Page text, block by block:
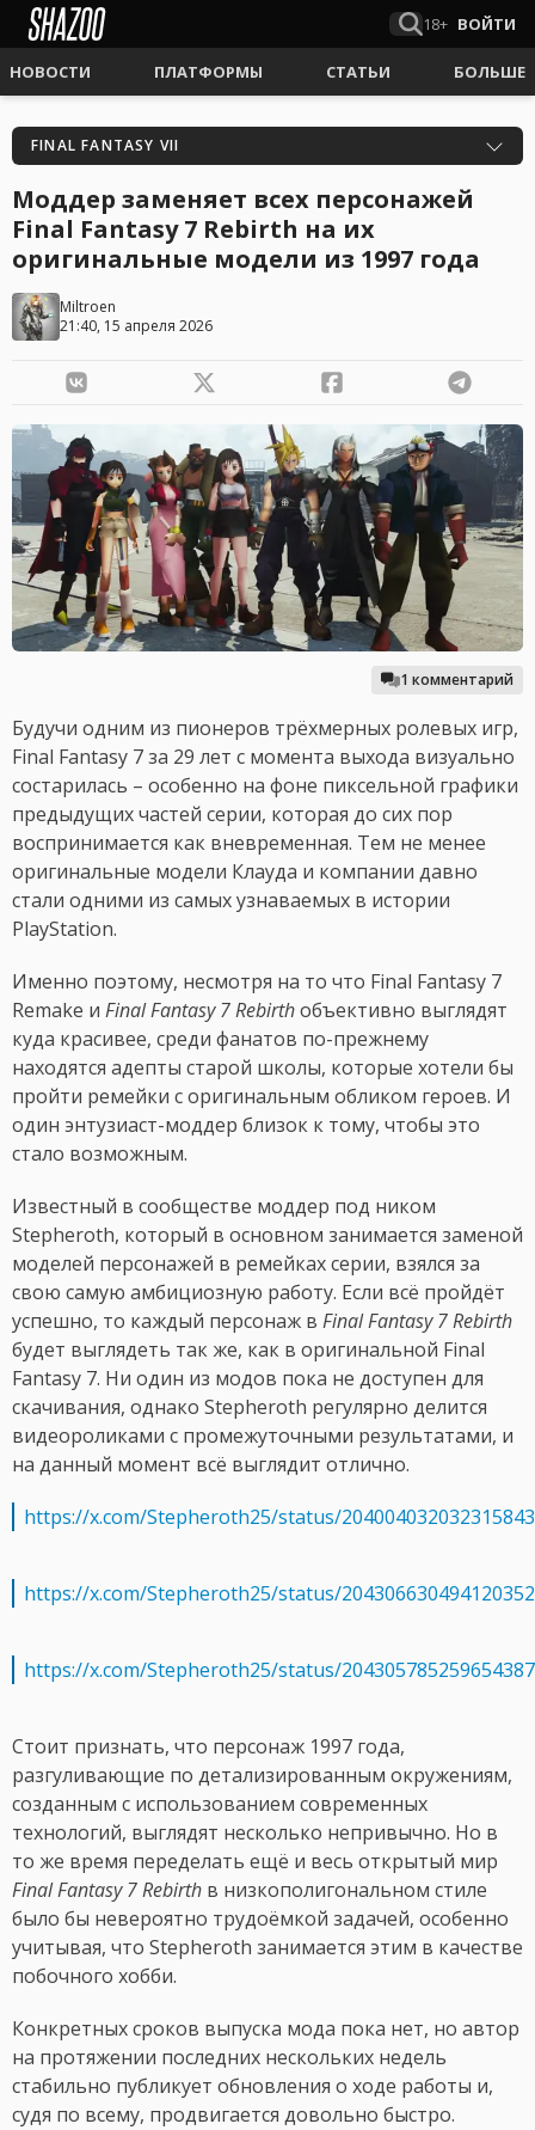
18+ ВОЙТИ
НОВОСТИ ПЛАТФОРМЫ СТАТЬИ БОЛЬШЕ
FINAL FANTASY VII
Моддер заменяет всех персонажей
Final Fantasy 7 Rebirth на их
оригинальные модели из 1997 года
Miltroen
21:40, 15 апреля 2026
1 комментарий
Будучи одним из пионеров трёхмерных ролевых игр,
Final Fantasy 7 за 29 лет с момента выхода визуально
состарилась – особенно на фоне пиксельной графики
предыдущих частей серии, которая до сих пор
воспринимается как вневременная. Тем не менее
оригинальные модели Клауда и компании давно
стали одними из самых узнаваемых в истории
PlayStation.
Именно поэтому, несмотря на то что Final Fantasy 7
Remake и Final Fantasy 7 Rebirthобъективно выглядят
куда красивее, среди фанатов по-прежнему
находятся адепты старой школы, которые хотели бы
пройти ремейки с оригинальным обликом героев. И
один энтузиаст-моддер близок к тому, чтобы это
стало возможным.
Известный в сообществе моддер под ником
Stepheroth, который в основном занимается заменой
моделей персонажей в ремейках серии, взялся за
свою самую амбициозную работу. Если всё пройдёт
успешно, то каждый персонаж в Final Fantasy 7 Rebirth
будет выглядеть так же, как в оригинальной Final
Fantasy 7. Ни один из модов пока не доступен для
скачивания, однако Stepheroth регулярно делится
видеороликами с промежуточными результатами, и
на данный момент всё выглядит отлично.
https://x.com/Stepheroth25/status/
https://x.com/Stepheroth25/status/
https://x.com/Stepheroth25/status/
Стоит признать, что персонаж 1997 года,
разгуливающие по детализированным окружениям,
созданным с использованием современных
технологий, выглядят несколько непривычно. Но в
то же время переделать ещё и весь открытый мир
Final Fantasy 7 Rebirth в низкополигональном стиле
было бы невероятно трудоёмкой задачей, особенно
учитывая, что Stepheroth занимается этим в качестве
побочного хобби.
Конкретных сроков выпуска мода пока нет, но автор
на протяжении последних нескольких недель
стабильно публикует обновления о ходе работы и,
судя по всему, продвигается довольно быстро.